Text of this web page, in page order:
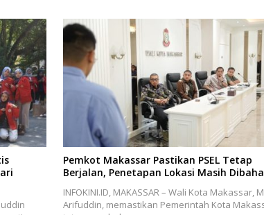
Pemkot Makassar Pastikan PSEL Tetap
Berjalan, Penetapan Lokasi Masih
INFOKINI.ID, MAKASSAR – Wali Kota Makassar,
Arifuddin, memastikan Pemerintah Kota